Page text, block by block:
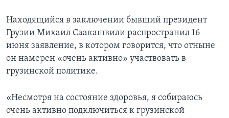
Находящийся в заключении бывший президент
Грузии Михаил Саакашвили распространил 16
июня заявление, в котором говорится, что отныне
он намерен «очень активно» участвовать в
грузинской политике.
«Несмотря на состояние здоровья, я собираюсь
очень активно подключиться к грузинской